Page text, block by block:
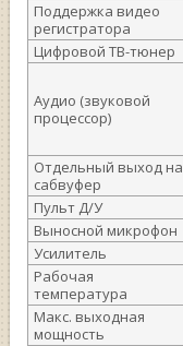
Поддержка видео
регистратора
Цифровой ТВ-тюнер
Аудио (звуковой
процессор)
Отдельный выход на
сабвуфер
Пульт Д/У
Выносной микрофон
Усилитель
Рабочая
температура
Макс. выходная
мощность